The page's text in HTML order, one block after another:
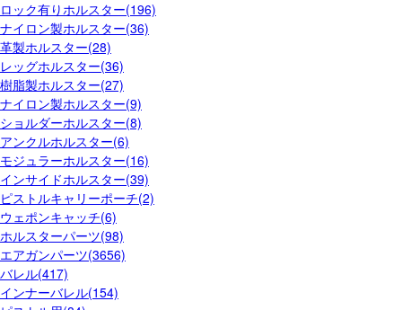
ロック有りホルスター(196)
ナイロン製ホルスター(36)
革製ホルスター(28)
レッグホルスター(36)
樹脂製ホルスター(27)
ナイロン製ホルスター(9)
ショルダーホルスター(8)
アンクルホルスター(6)
モジュラーホルスター(16)
インサイドホルスター(39)
ピストルキャリーポーチ(2)
ウェポンキャッチ(6)
ホルスターパーツ(98)
エアガンパーツ(3656)
バレル(417)
インナーバレル(154)